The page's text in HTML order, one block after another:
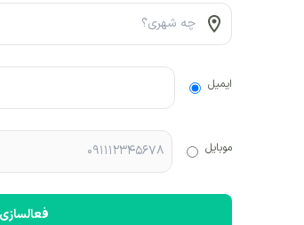
ایمیل
موبایل
فعالسازی